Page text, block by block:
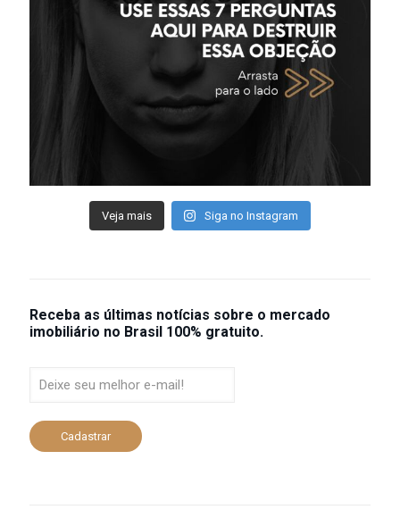
Veja mais Siga no Instagram
Newsletter
100%
as
sobre
o
Receba as últimas notícias sobre o mercado
imobiliário no Brasil 100% gratuito.
Cadastrar